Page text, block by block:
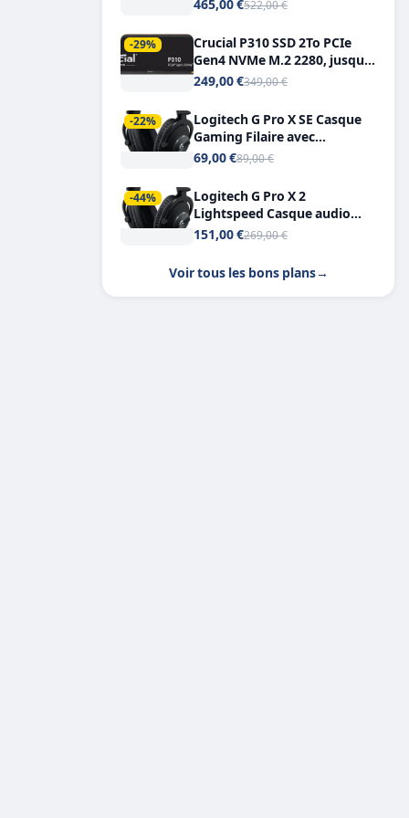
465,00 €522,00 €
-29%
Crucial P310 SSD 2To PCIe
Gen4 NVMe M.2 2280, jusqu’à
7.100 Mo/s
249,00 €349,00 €
-22%
Logitech G Pro X SE Casque
Gaming Filaire avec
Microphone Micro
7.1
69,00 €89,00 €
-44%
Logitech G Pro X 2
Lightspeed Casque audio
bluetooth
151,00 €269,00 €
Voir tous les bons plans→